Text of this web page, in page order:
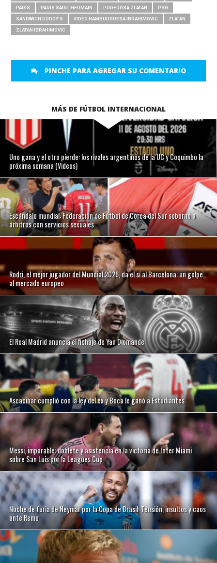
PARÍS PARIS SAINT-GERMAIN PODEROSA ZLATAN PSG
SÁNDWICH DODDY'S VIDEO HAMBURGUESA IBRAHIMOVIC ZLATAN
ZLATAN IBRAHIMOVIC
PINCHE PARA AGREGAR SU COMENTARIO
MÁS DE FÚTBOL INTERNACIONAL
Uno gana y el otro pierde: los rivales argentinos de la UC y Coquimbo la
próxima semana (Videos)
Escándalo mundial: Federación de Fútbol de Corea del Sur sobornó a
árbitros con servicios sexuales
Rodri, el mejor jugador del Mundial 2026, da el sí al Barcelona: un golpe
al mercado europeo
El Real Madrid anuncia el fichaje de Yan Diomande
Ascacibar cumplió con la ley del ex y Boca le ganó a Estudiantes
Messi, imparable: doblete y asistencia en la victoria de Inter Miami
sobre San Luis por la Leagues Cup
Noche de furia de Neymar por la Copa de Brasil: Tensión, insultos y caos
ante Remo